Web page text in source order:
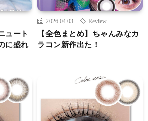
ュート
に盛れ
2026.04.03 Review
【全色まとめ】ちゃんみなカ
ラコン新作出た！